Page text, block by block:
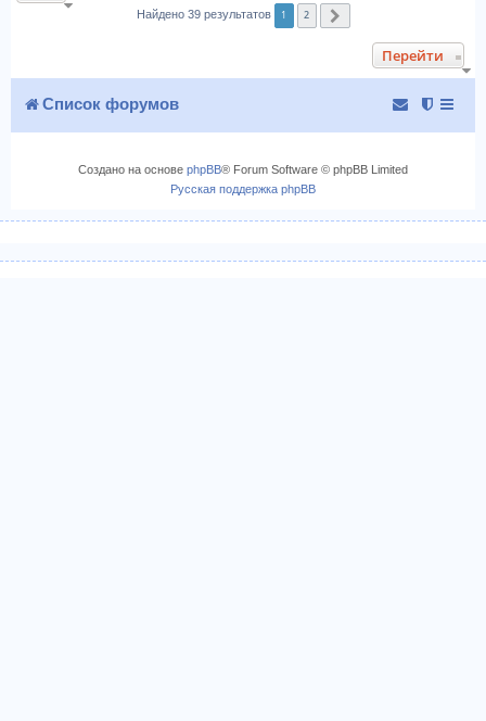
Найдено 39 результатов 1 2
Перейти
Список форумов
Создано на основе phpBB® Forum Software © phpBB Limited
Русская поддержка phpBB